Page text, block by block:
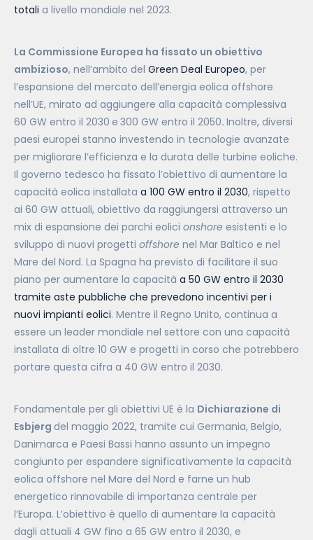
totali a livello mondiale nel 2023.
La Commissione Europea ha fissato un obiettivo
ambizioso, nell’ambito del Green Deal Europeo, per
l’espansione del mercato dell’energia eolica offshore
nell’UE, mirato ad aggiungere alla capacità complessiva
60 GW entro il 2030 e 300 GW entro il 2050. Inoltre, diversi
paesi europei stanno investendo in tecnologie avanzate
per migliorare l’efficienza e la durata delle turbine eoliche.
Il governo tedesco ha fissato l’obiettivo di aumentare la
capacità eolica installata a 100 GW entro il 2030, rispetto
ai 60 GW attuali, obiettivo da raggiungersi attraverso un
mix di espansione dei parchi eolici onshore esistenti e lo
sviluppo di nuovi progetti offshore nel Mar Baltico e nel
Mare del Nord. La Spagna ha previsto di facilitare il suo
piano per aumentare la capacità a 50 GW entro il 2030
tramite aste pubbliche che prevedono incentivi per i
nuovi impianti eolici. Mentre il Regno Unito, continua a
essere un leader mondiale nel settore con una capacità
installata di oltre 10 GW e progetti in corso che potrebbero
portare questa cifra a 40 GW entro il 2030.
Fondamentale per gli obiettivi UE è la Dichiarazione di
Esbjerg del maggio 2022, tramite cui Germania, Belgio,
Danimarca e Paesi Bassi hanno assunto un impegno
congiunto per espandere significativamente la capacità
eolica offshore nel Mare del Nord e farne un hub
energetico rinnovabile di importanza centrale per
l’Europa. L’obiettivo è quello di aumentare la capacità
dagli attuali 4 GW fino a 65 GW entro il 2030, e